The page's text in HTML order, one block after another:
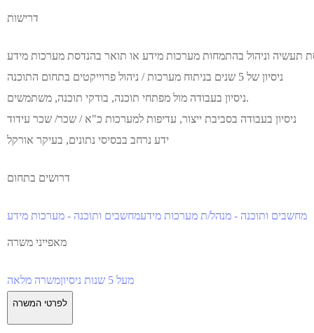
דרישות
תעשיה וניהול בהתמחות מערכות מידע או תואר בהנדסת מערכות מידע
ניסיון של 5 שנים בניתוח מערכות / ניהול פרוייקטים בתחום התוכנה
ניסיון בעבודה מול מפתחי תוכנה, בודקי תוכנה, משתמשים.
ניסיון בעבודה בסביבת ייצור, עדיפות למערכות כ"א / שכר/ שכר עידוד
ידע נרחב בבסיסי נתונים, בעיקר אורקל
דרושים בתחום
מחשבים ותוכנה - מנהל/ת מערכות מידעמחשבים ותוכנה - מערכות מידע
מאפייני משרה
מעל 5 שנות ניסיון משרה מלאה
לפרטי המשרה